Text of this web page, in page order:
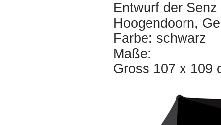
Entwurf der
Hoogendoorn,
Farbe: schwarz
Maße:
Gross 107 x 109